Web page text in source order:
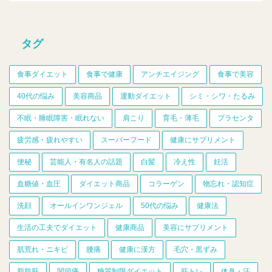
タグ
食事ダイエット 食事で健康 アンチエイジング 食事で美容
40代の悩み 美容商品 運動ダイエット シミ・シワ・たるみ
不眠・睡眠障害・眠れない 肩こり 育毛・薄毛 プラセンタ
疲労感・疲れやすい スーパーフード 健康にサプリメント
便秘 芸能人・有名人の話題 白髪 冷え性 妊活
血糖値・血圧 ダイエット商品 コラーゲン 物忘れ・認知症
洗顔 オールインワンジェル 50代の悩み 健康法
生活の工夫でダイエット 健康商品 美容にサプリメント
肌荒れ・ニキビ 腰痛 健康に漢方 毛穴・黒ずみ